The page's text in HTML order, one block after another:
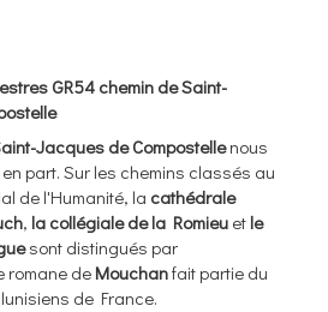
GR54 chemin de Saint-
Jacques de Compostellenous
part. Sur les chemins classés au
de l'Humanité, la cathédrale
, la collégiale de la Romieu et le
sont distingués par
romane de Mouchanfait partie du
de France.